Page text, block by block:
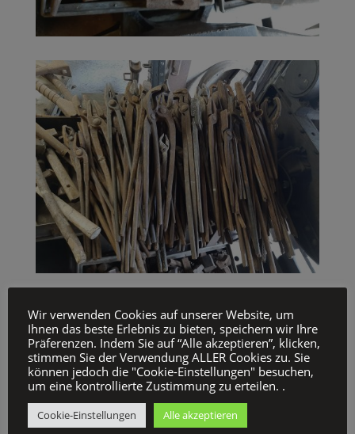
Wir verwenden Cookies auf unserer Website, um
Ihnen das beste Erlebnis zu bieten, speichern wir Ihre
Präferenzen. Indem Sie auf “Alle akzeptieren”, klicken,
stimmen Sie der Verwendung ALLER Cookies zu. Sie
können jedoch die "Cookie-Einstellungen" besuchen,
um eine kontrollierte Zustimmung zu erteilen. .
Cookie-Einstellungen Alle akzeptieren